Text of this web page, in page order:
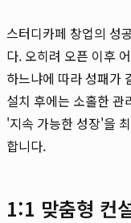
스터디카페 창업의 성
다. 오히려 오픈 이후
하느냐에 따라 성패가
설치 후에는 소홀한 관
'지속 가능한 성장'을
합니다.
1:1 맞춤형 컨